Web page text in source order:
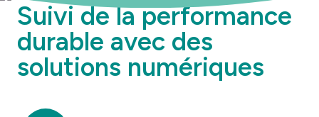
Suivi de la performance
durable avec des
solutions numériques